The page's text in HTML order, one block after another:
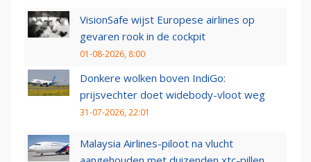
VisionSafe wijst Europese airlines op
gevaren rook in de cockpit
01-08-2026, 8:00
Donkere wolken boven IndiGo:
prijsvechter doet widebody-vloot weg
31-07-2026, 22:01
Malaysia Airlines-piloot na vlucht